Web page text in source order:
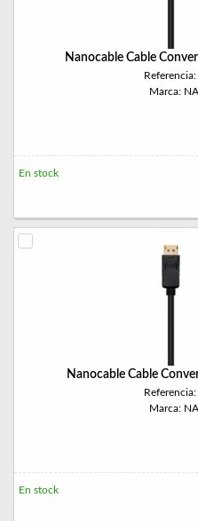
Nanocable Cable
Marca:
En stock
Nanocable Cable
Marca:
En stock